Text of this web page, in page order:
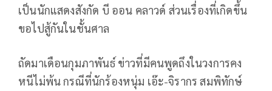
เป็นนักแสดงสังกัด บี ออน คลาวด์ ส่วนเรื่องที่เกิดขึ้น
ขอไปสู้กันในชั้นศาล
ถัดมาเดือนกุมภาพันธ์ ข่าวที่มีคนพูดถึงในวงการคง
หนีไม่พ้น กรณีที่นักร้องหนุ่ม เอ๊ะ-จิรากร สมพิทักษ์